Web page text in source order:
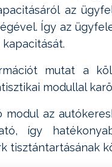
az
Így az
mutat a
modullal
modul az
így
tisztántartásának